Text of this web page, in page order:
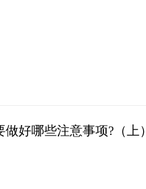
好哪些注意事项?（上）